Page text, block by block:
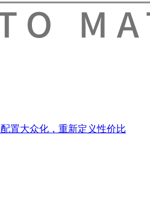
置大众化，重新定义性价比